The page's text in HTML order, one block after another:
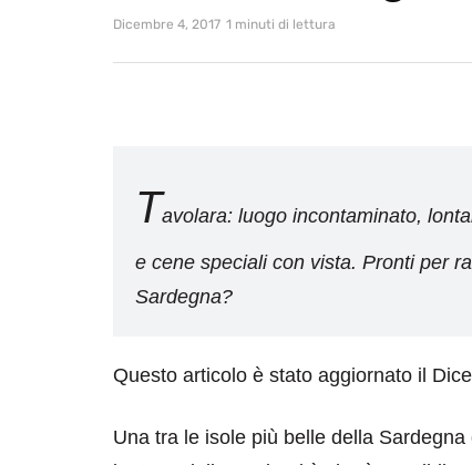
Dicembre 4, 2017 1 minuti di lettura
Tavolara: luogo incontaminato,
e cene speciali con vista. Pronti per
Sardegna?
Questo articolo è stato aggiornato il
Una tra le isole più belle della